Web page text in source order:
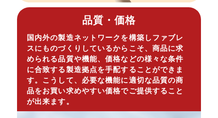
品質・価格
国内外の製造ネットワークを構築しファブレ
スにものづくりしているからこそ、商品に求
められる品質や機能、価格などの様々な条件
に合致する製造拠点を手配することができま
す。こうして、必要な機能に適切な品質の商
品をお買い求めやすい価格でご提供すること
が出来ます。